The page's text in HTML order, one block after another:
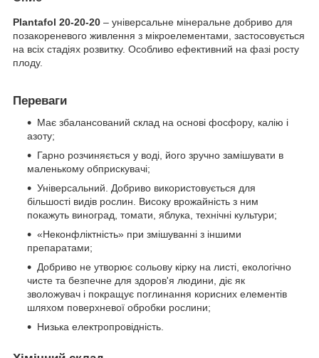
Plantafol 20-20-20 – універсальне мінеральне добриво для
позакореневого живлення з мікроелементами, застосовується
на всіх стадіях розвитку. Особливо ефективний на фазі росту
плоду.
Переваги
Має збалансований склад на основі фосфору, калію і
азоту;
Гарно розчиняється у воді, його зручно замішувати в
маленькому обприскувачі;
Універсальний. Добриво використовується для
більшості видів рослин. Високу врожайність з ним
покажуть виноград, томати, яблука, технічні культури;
«Неконфліктність» при змішуванні з іншими
препаратами;
Добриво не утворює сольову кірку на листі, екологічно
чисте та безпечне для здоров'я людини, діє як
зволожувач і покращує поглинання корисних елементів
шляхом поверхневої обробки рослини;
Низька електропровідність.